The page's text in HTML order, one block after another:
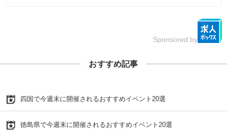
Sponsored by
おすすめ記事
四国で今週末に開催されるおすすめイベント20選
徳島県で今週末に開催されるおすすめイベント20選